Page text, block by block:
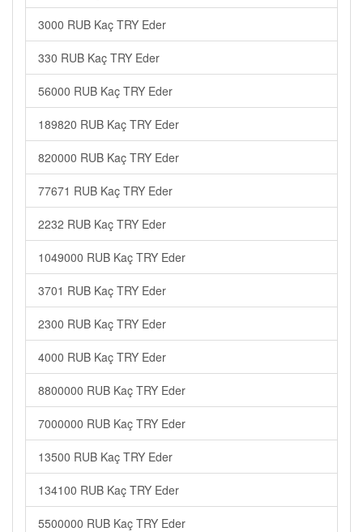
3000 RUB Kaç TRY Eder
330 RUB Kaç TRY Eder
56000 RUB Kaç TRY Eder
189820 RUB Kaç TRY Eder
820000 RUB Kaç TRY Eder
77671 RUB Kaç TRY Eder
2232 RUB Kaç TRY Eder
1049000 RUB Kaç TRY Eder
3701 RUB Kaç TRY Eder
2300 RUB Kaç TRY Eder
4000 RUB Kaç TRY Eder
8800000 RUB Kaç TRY Eder
7000000 RUB Kaç TRY Eder
13500 RUB Kaç TRY Eder
134100 RUB Kaç TRY Eder
5500000 RUB Kaç TRY Eder